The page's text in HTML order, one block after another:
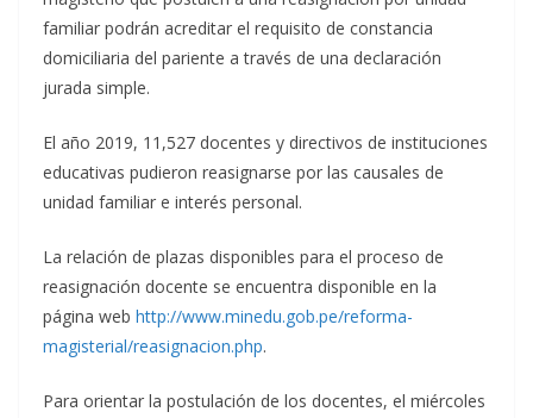
familiar podrán acreditar el requisito de constancia
domiciliaria del pariente a través de una declaración
jurada simple.
El año 2019, 11,527 docentes y directivos de instituciones
educativas pudieron reasignarse por las causales de
unidad familiar e interés personal.
La relación de plazas disponibles para el proceso de
reasignación docente se encuentra disponible en la
página web http://www.minedu.gob.pe/reforma-
magisterial/reasignacion.php.
Para orientar la postulación de los docentes, el miércoles